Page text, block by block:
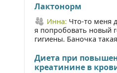
Лактонорм
Инна: Что-то меня
я попробовать новый
гигиены. Баночка
Диета при
креатинине в